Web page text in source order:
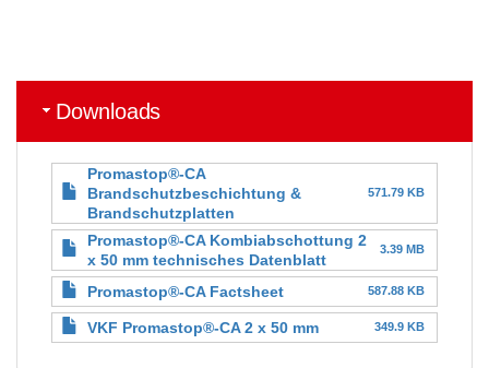
Downloads
Promastop®-CA
Brandschutzbeschichtung &
Brandschutzplatten
571.79 KB
Promastop®-CA Kombiabschottung 2
x 50 mm technisches Datenblatt
3.39 MB
Promastop®-CA Factsheet 587.88 KB
VKF Promastop®-CA 2 x 50 mm 349.9 KB